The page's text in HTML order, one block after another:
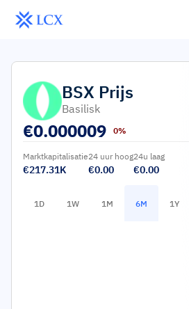
BSX Prijs
Basilisk
€0.000009 0%
Marktkapitalisatie
€217.31K
24 uur hoog
€0.00
24u laag
€0.00
1D 1W 1M 6M 1Y